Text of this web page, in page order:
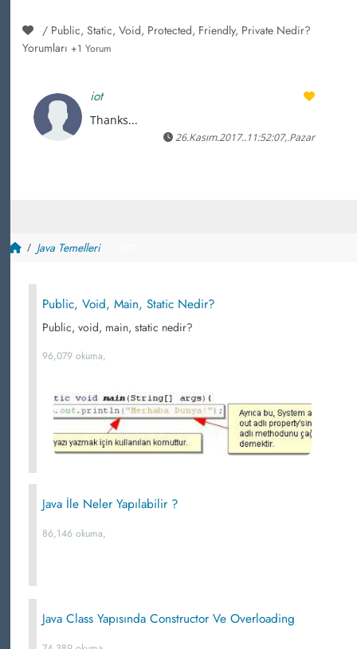
/ Public, Static, Void, Protected, Friendly, Private Nedir?
Yorumları +1 Yorum
iot
Thanks...
26.Kasım.2017..11:52:07,.Pazar
Java Temelleri
Public, Void, Main, Static Nedir?
Public, void, main, static nedir?
96,079 okuma,
Java İle Neler Yapılabilir ?
86,146 okuma,
Java Class Yapısında Constructor Ve Overloading